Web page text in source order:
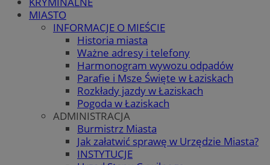
MIASTO
INFORMACJE O MIEŚCIE
Historia miasta
Ważne adresy i telefony
Harmonogram wywozu odpadów
Parafie i Msze Święte w Łaziskach
Rozkłady jazdy w Łaziskach
Pogoda w Łaziskach
ADMINISTRACJA
Burmistrz Miasta
Jak załatwić sprawę w Urzędzie Miasta?
INSTYTUCJE